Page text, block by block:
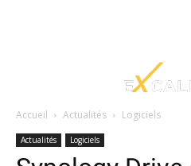
Accueil Actualités Logiciels
Actualités Logiciels